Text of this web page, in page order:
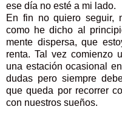
ese día no esté a mi lado.
En fin no quiero seguir,
como he dicho al
mente dispersa, que
renta. Tal vez comienzo
una estación ocasional
dudas pero siempre
que queda por recorrer
con nuestros sueños.